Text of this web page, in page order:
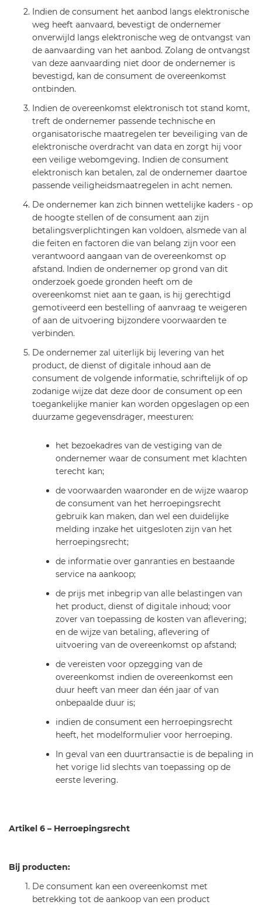
Indien de consument het aanbod langs elektronische
weg heeft aanvaard, bevestigt de ondernemer
onverwijld langs elektronische weg de ontvangst van
de aanvaarding van het aanbod. Zolang de ontvangst
van deze aanvaarding niet door de ondernemer is
bevestigd, kan de consument de overeenkomst
ontbinden.
Indien de overeenkomst elektronisch tot stand komt,
treft de ondernemer passende technische en
organisatorische maatregelen ter beveiliging van de
elektronische overdracht van data en zorgt hij voor
een veilige webomgeving. Indien de consument
elektronisch kan betalen, zal de ondernemer daartoe
passende veiligheidsmaatregelen in acht nemen.
De ondernemer kan zich binnen wettelijke kaders - op
de hoogte stellen of de consument aan zijn
betalingsverplichtingen kan voldoen, alsmede van al
die feiten en factoren die van belang zijn voor een
verantwoord aangaan van de overeenkomst op
afstand. Indien de ondernemer op grond van dit
onderzoek goede gronden heeft om de
overeenkomst niet aan te gaan, is hij gerechtigd
gemotiveerd een bestelling of aanvraag te weigeren
of aan de uitvoering bijzondere voorwaarden te
verbinden.
De ondernemer zal uiterlijk bij levering van het
product, de dienst of digitale inhoud aan de
consument de volgende informatie, schriftelijk of op
zodanige wijze dat deze door de consument op een
toegankelijke manier kan worden opgeslagen op een
duurzame gegevensdrager, meesturen:
het bezoekadres van de vestiging van de
ondernemer waar de consument met klachten
terecht kan;
de voorwaarden waaronder en de wijze waarop
de consument van het herroepingsrecht
gebruik kan maken, dan wel een duidelijke
melding inzake het uitgesloten zijn van het
herroepingsrecht;
de informatie over ganranties en bestaande
service na aankoop;
de prijs met inbegrip van alle belastingen van
het product, dienst of digitale inhoud; voor
zover van toepassing de kosten van aflevering;
en de wijze van betaling, aflevering of
uitvoering van de overeenkomst op afstand;
de vereisten voor opzegging van de
overeenkomst indien de overeenkomst een
duur heeft van meer dan één jaar of van
onbepaalde duur is;
​indien de consument een herroepingsrecht
heeft, het modelformulier voor herroeping.
In geval van een duurtransactie is de bepaling in
het vorige lid slechts van toepassing op de
eerste levering.
Artikel 6 – Herroepingsrecht
Bij producten:
De consument kan een overeenkomst met
betrekking tot de aankoop van een product